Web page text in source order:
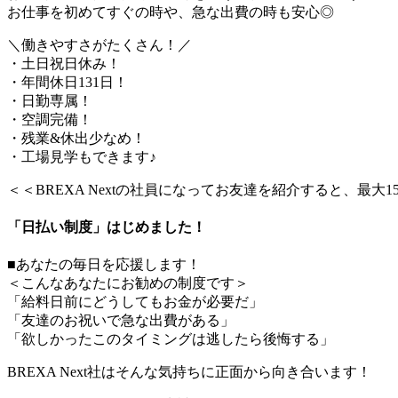
お仕事を初めてすぐの時や、急な出費の時も安心◎
＼働きやすさがたくさん！／
・土日祝日休み！
・年間休日131日！
・日勤専属！
・空調完備！
・残業&休出少なめ！
・工場見学もできます♪
＜＜BREXA Nextの社員になってお友達を紹介すると、最大
「日払い制度」はじめました！
■あなたの毎日を応援します！
＜こんなあなたにお勧めの制度です＞
「給料日前にどうしてもお金が必要だ」
「友達のお祝いで急な出費がある」
「欲しかったこのタイミングは逃したら後悔する」
BREXA Next社はそんな気持ちに正面から向き合います！